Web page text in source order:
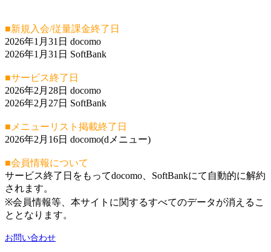
■新規入会/従量課金終了日
2026年1月31日 docomo
2026年1月31日 SoftBank
■サービス終了日
2026年2月28日 docomo
2026年2月27日 SoftBank
■メニューリスト掲載終了日
2026年2月16日 docomo(dメニュー)
■会員情報について
サービス終了日をもってdocomo、SoftBankにて自動的に解約
されます。
※会員情報等、本サイトに関するすべてのデータが消えるこ
ととなります。
お問い合わせ